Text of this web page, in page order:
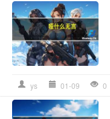
ys 01-09 0